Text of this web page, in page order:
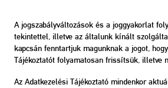
A jogszabályváltozások és a joggyakorlat
tekintettel, illetve az általunk kínált
kapcsán fenntartjuk magunknak a jogot,
Tájékoztatót folyamatosan frissítsük, illetve
Az Adatkezelési Tájékoztató mindenkor